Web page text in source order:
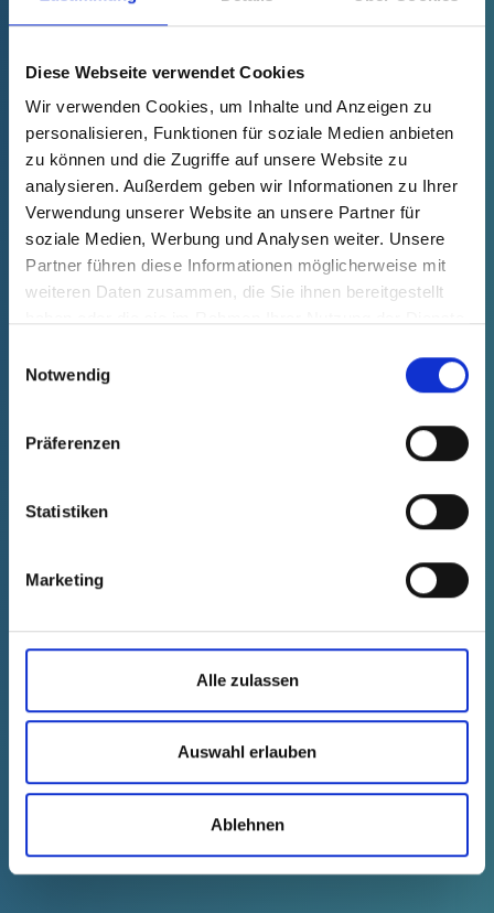
Diese Webseite verwendet Cookies
Wir verwenden Cookies, um Inhalte und Anzeigen zu
personalisieren, Funktionen für soziale Medien anbieten
zu können und die Zugriffe auf unsere Website zu
analysieren. Außerdem geben wir Informationen zu Ihrer
Verwendung unserer Website an unsere Partner für
soziale Medien, Werbung und Analysen weiter. Unsere
Partner führen diese Informationen möglicherweise mit
weiteren Daten zusammen, die Sie ihnen bereitgestellt
Notwendig
Präferenzen
Statistiken
Marketing
Alle zulassen
Auswahl erlauben
Ablehnen
Technische Daten
Stückpreis
kostenfrei
Auswahl
Muster Kaufen
NEU
38703010000
Stückpreis
kostenfrei
Muster Kaufen
Anzahl (Stk.)
ARTIKEL KAUFEN / PREISE